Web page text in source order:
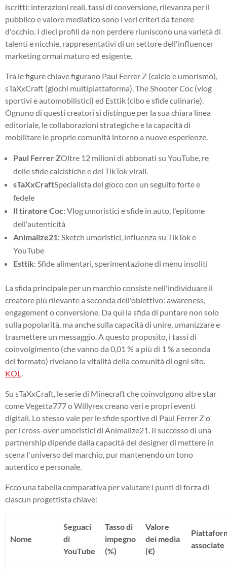
iscritti: interazioni reali, tassi di conversione, rilevanza per il
pubblico e valore mediatico sono i veri criteri da tenere
d'occhio. I dieci profili da non perdere riuniscono una varietà di
talenti e nicchie, rappresentativi di un settore dell'influencer
marketing ormai maturo ed esigente.
Tra le figure chiave figurano Paul Ferrer Z (calcio e umorismo),
sTaXxCraft (giochi multipiattaforma), The Shooter Coc (vlog
sportivi e automobilistici) ed Esttik (cibo e sfide culinarie).
Ognuno di questi creatori si distingue per la sua chiara linea
editoriale, le collaborazioni strategiche e la capacità di
mobilitare le proprie comunità intorno a nuove esperienze.
Paul Ferrer ZOltre 12 milioni di abbonati su YouTube, re
delle sfide calcistiche e dei TikTok virali.
sTaXxCraftSpecialista del gioco con un seguito forte e
fedele
Il tiratore Coc: Vlog umoristici e sfide in auto, l'epitome
dell'autenticità
Animalize21: Sketch umoristici, influenza su TikTok e
YouTube
Esttik: Sfide alimentari, sperimentazione di menu insoliti
La sfida principale per un marchio consiste nell'individuare il
creatore più rilevante a seconda dell'obiettivo: awareness,
engagement o conversione. Da qui la sfida di puntare non solo
sulla popolarità, ma anche sulla capacità di unire, umanizzare e
trasmettere un messaggio. A questo proposito, i tassi di
coinvolgimento (che vanno da 0,01 % a più di 1 % a seconda
del formato) rivelano la vitalità della comunità di ogni sito.
KOL
Su sTaXxCraft, le serie di Minecraft che coinvolgono altre star
come Vegetta777 o Willyrex creano veri e propri eventi
digitali. Lo stesso vale per le sfide sportive di Paul Ferrer Z o
per i cross-over umoristici di Animalize21. Il successo di una
partnership dipende dalla capacità del designer di mettere in
scena l'universo del marchio, pur mantenendo un tono
autentico e personale.
Ecco una tabella comparativa per valutare i punti di forza di
ciascun progettista chiave:
Nome
Seguaci
di
YouTube
Tasso di
impegno
(%)
Valore
dei media
(€)
associate